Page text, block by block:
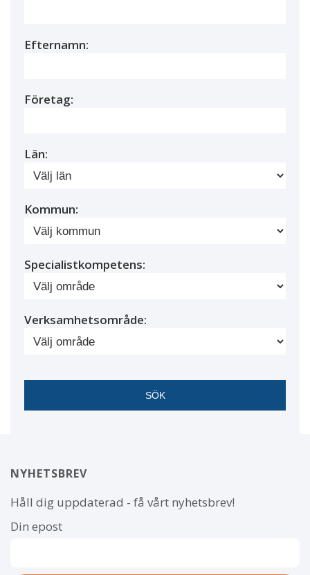
Efternamn:
Företag:
Län:
Kommun:
Specialistkompetens:
Verksamhetsområde:
NYHETSBREV
Håll dig uppdaterad - få vårt nyhetsbrev!
Din epost